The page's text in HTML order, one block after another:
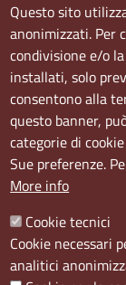
Sedi e orari
Sede Centrale:
Via S. Aspreno,
Sede Secondaria:
Corso
Orari
Il venerdì dalle
Social
Questo sito
anonimizzati. Per
condivisione e/o
installati, solo
consentono alla
questo banner,
categorie di
Sue preferenze.
More info
Cookie tecnici
Cookie necessari
analitici